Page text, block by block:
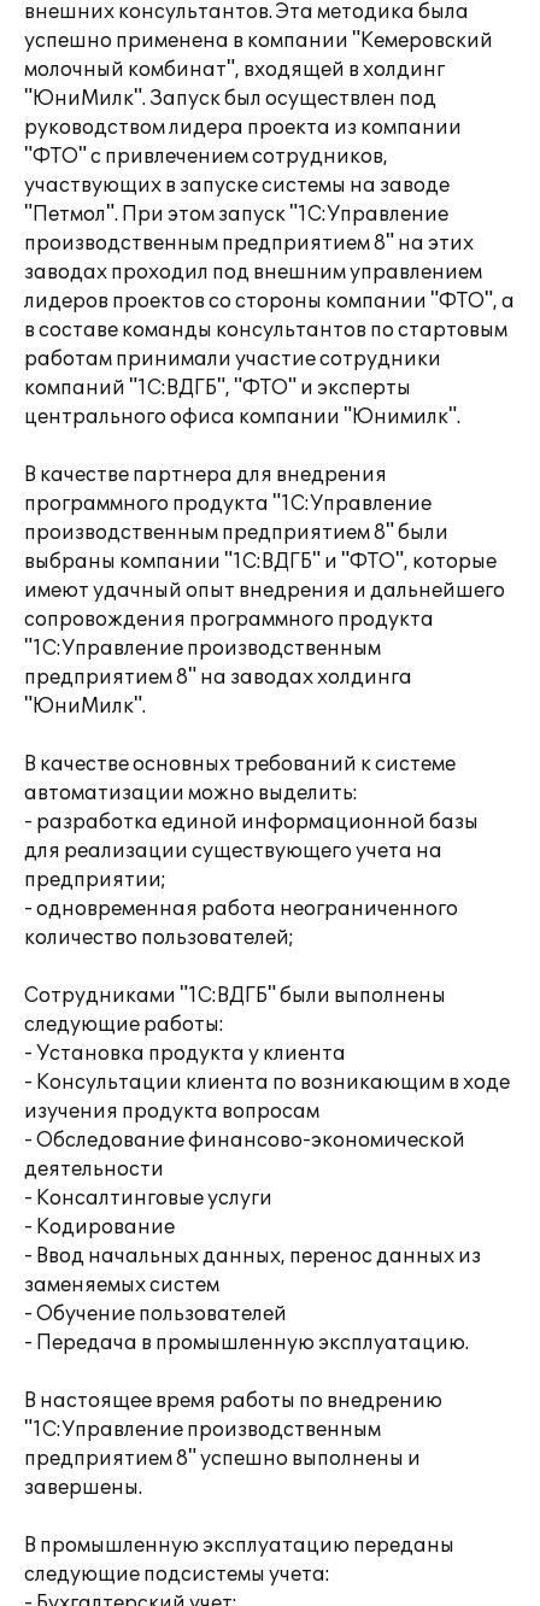
внешних консультантов. Эта методика была
успешно применена в компании "Кемеровский
молочный комбинат", входящей в холдинг
"ЮниМилк". Запуск был осуществлен под
руководством лидера проекта из компании
"ФТО" с привлечением сотрудников,
участвующих в запуске системы на заводе
"Петмол". При этом запуск "1С:Управление
производственным предприятием 8" на этих
заводах проходил под внешним управлением
лидеров проектов со стороны компании "ФТО", а
в составе команды консультантов по стартовым
работам принимали участие сотрудники
компаний "1С:ВДГБ", "ФТО" и эксперты
центрального офиса компании "Юнимилк".
В качестве партнера для внедрения
программного продукта "1С:Управление
производственным предприятием 8" были
выбраны компании "1С:ВДГБ" и "ФТО", которые
имеют удачный опыт внедрения и дальнейшего
сопровождения программного продукта
"1С:Управление производственным
предприятием 8" на заводах холдинга
"ЮниМилк".
В качестве основных требований к системе
автоматизации можно выделить:
- разработка единой информационной базы
для реализации существующего учета на
предприятии;
- одновременная работа неограниченного
количество пользователей;
Сотрудниками "1С:ВДГБ" были выполнены
следующие работы:
- Установка продукта у клиента
- Консультации клиента по возникающим в ходе
изучения продукта вопросам
- Обследование финансово-экономической
деятельности
- Консалтинговые услуги
- Кодирование
- Ввод начальных данных, перенос данных из
заменяемых систем
- Обучение пользователей
- Передача в промышленную эксплуатацию.
В настоящее время работы по внедрению
"1С:Управление производственным
предприятием 8" успешно выполнены и
завершены.
В промышленную эксплуатацию переданы
следующие подсистемы учета: